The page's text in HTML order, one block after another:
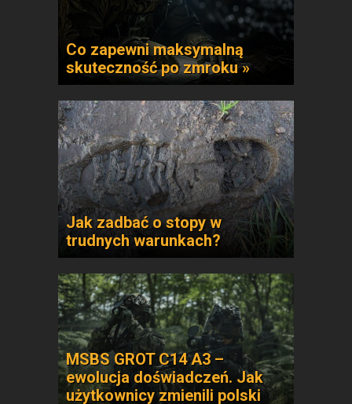
Co zapewni maksymalną
skuteczność po zmroku »
Jak zadbać o stopy w
trudnych warunkach?
MSBS GROT C14 A3 –
ewolucja doświadczeń. Jak
użytkownicy zmienili polski